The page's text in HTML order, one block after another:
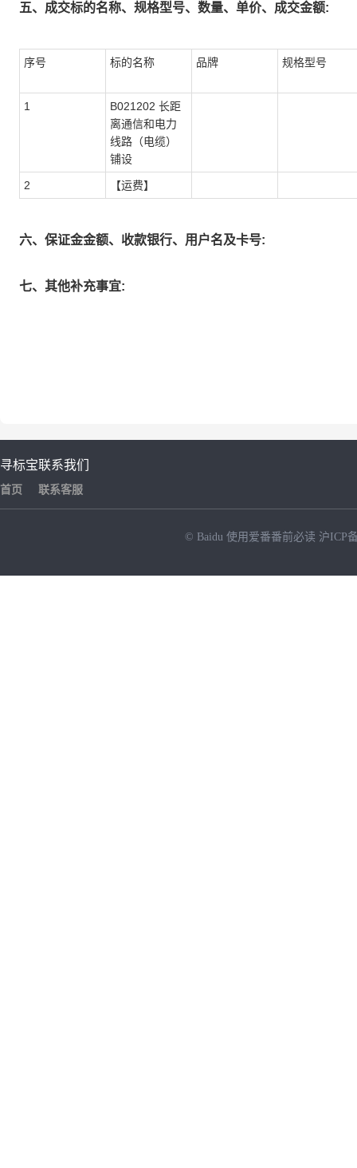
五、成交标的名称、规格型号、数量、单价、成交金额:
序号 标的名称 品牌 规格型号
1
B021202 长距
离通信和电力
线路（电缆）
铺设
2 【运费】
六、保证金金额、收款银行、用户名及卡号:
七、其他补充事宜:
寻标宝
首页
联系我们
联系客服
© Baidu 使用爱番番前必读 沪ICP